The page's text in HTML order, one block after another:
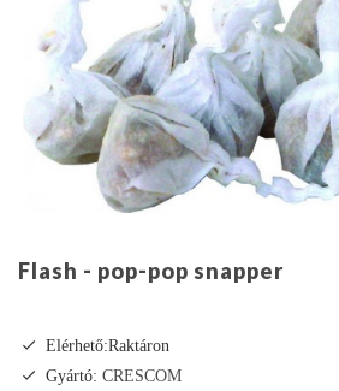
Flash - pop-pop snapper
Elérhető:Raktáron
Gyártó: CRESCOM